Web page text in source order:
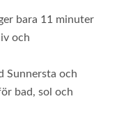
bara 11 minuter
och
Sunnersta och
bad, sol och